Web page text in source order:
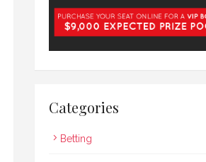
Categories
Betting